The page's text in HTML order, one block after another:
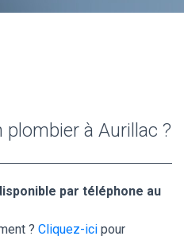
à Aurillac ?
par téléphone au
? Cliquez-ici pour